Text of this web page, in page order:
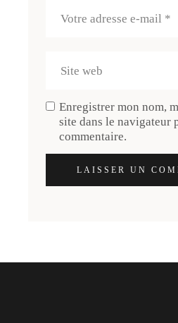
Enregistrer mon nom,
site dans le navigateur
commentaire.
LAISSER UN